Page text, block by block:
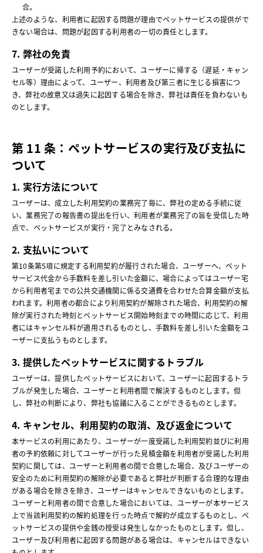
合。
上述のような、利用者に起因する問題が理由でペットサービスの提供がで
きない場合は、問題が起因する利用者の一切の責任とします。
7. 弊社の免責
ユーザーが受諾した利用予約において、ユーザーに帰する（遅延・キャン
セル等）理由によって、ユーザー、利用者及び第三者に生じる損害につ
き、弊社の故意又は過失に起因する場合を除き、弊社は責任を負わないも
のとします。
第 11 条：ペットサービスの実行及び支払に
ついて
1. 実行方法について
ユーザーは、成立した利用契約の業務完了毎に、弊社の定める手続に従
い、業務完了の報告書の提出を行い、利用者が業務完了の旨を受信した時
点で、ペットサービスが実行・完了とみなされる。
2. 支払いについて
第10条第5項に規定する利用契約が履行された場合、ユーザーへ、ペット
サービス代金から手数料を差し引いた金額に、場合によってはユーザー宅
から利用者宅までの公共交通機関に係る交通費を合わせた合算金額が支払
われます。利用者の都合により利用契約が解除された場合、利用契約の解
除が実行された時刻とペットサービス開始時刻までの時間に応じて、利用
者にはキャンセル料が適用されるものとし、手数料を差し引いた金額をユ
ーザーに支払うものとします。
3. 提供したペットサービスに関するトラブル
ユーザーは、提供したペットサービスにおいて、ユーザーに起因するトラ
ブルが発生した場合、ユーザーと利用者間で解決するものとします。但
し、弊社の判断により、弊社も協議に入ることができるものとします。
4. キャンセル、利用契約の取消、及び返金について
本サービスの利用にあたり、ユーザーが一度受諾した利用契約並びに利用
者の予約依頼に対してユーザーが行った見積金額を利用者が受諾した利用
契約に関しては、ユーザーと利用者の間で合意した場合、及びユーザーの
安全のために利用契約の解除が必要であると弊社が判断する合理的な理由
がある場合を除きを除き、ユーザーはキャンセルできないものとします。
ユーザーと利用者の間で合意した場合においては、ユーザーが本サービス
上で当該利用契約の解約処理を行った時点で解約が成立するものとし、ペ
ットサービスの提供や金銭の授受は発生しなかったものとします。但し、
ユーザー及び利用者に起因する問題がある場合は、キャンセルはできない